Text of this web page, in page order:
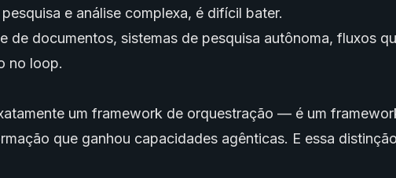
e análise complexa, é difícil bater.
de documentos, sistemas de pesquisa autônoma, fluxos
no loop.
um framework de orquestração — é um
que ganhou capacidades agênticas. E essa distinção